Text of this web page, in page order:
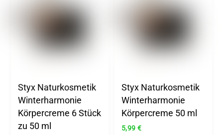
Styx Naturkosmetik
Winterharmonie
Körpercreme 6 Stück
zu 50 ml
Styx Naturkosmetik
Winterharmonie
Körpercreme 50 ml
5,99 €